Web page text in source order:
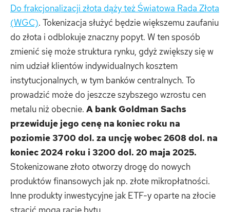
Do frakcjonalizacji złota dąży też Światowa Rada Złota
(WGC). Tokenizacja służyć będzie większemu zaufaniu
do złota i odblokuje znaczny popyt. W ten sposób
zmienić się może struktura rynku, gdyż zwiększy się w
nim udział klientów indywidualnych kosztem
instytucjonalnych, w tym banków centralnych. To
prowadzić może do jeszcze szybszego wzrostu cen
metalu niż obecnie. A bank Goldman Sachs
przewiduje jego cenę na koniec roku na
poziomie 3700 dol. za uncję wobec 2608 dol. na
koniec 2024 roku i 3200 dol. 20 maja 2025.
Stokenizowane złoto otworzy drogę do nowych
produktów finansowych jak np. złote mikropłatności.
Inne produkty inwestycyjne jak ETF-y oparte na złocie
stracić mogą rację bytu.